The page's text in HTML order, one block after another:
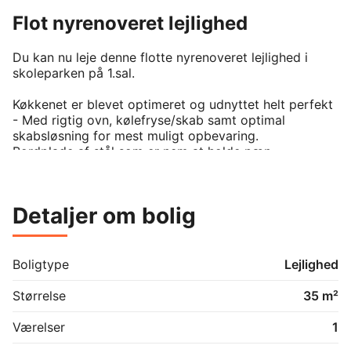
Flot nyrenoveret lejlighed
Du kan nu leje denne flotte nyrenoveret lejlighed i
skoleparken på 1.sal.
Køkkenet er blevet optimeret og udnyttet helt perfekt
- Med rigtig ovn, kølefryse/skab samt optimal
skabsløsning for mest muligt opbevaring.
Bordplade af stål som er nem at holde pæn.
Detaljer om bolig
Boligtype
Lejlighed
Størrelse
35 m²
Værelser
1